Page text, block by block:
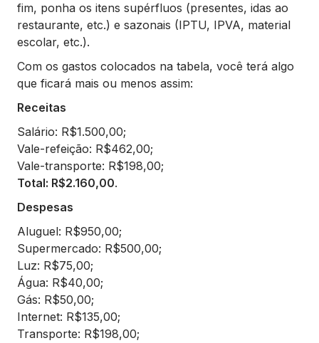
fim, ponha os itens supérfluos (presentes, idas ao
restaurante, etc.) e sazonais (IPTU, IPVA, material
escolar, etc.).
Com os gastos colocados na tabela, você terá algo
que ficará mais ou menos assim:
Receitas
Salário: R$1.500,00;
Vale-refeição: R$462,00;
Vale-transporte: R$198,00;
Total: R$2.160,00.
Despesas
Aluguel: R$950,00;
Supermercado: R$500,00;
Luz: R$75,00;
Água: R$40,00;
Gás: R$50,00;
Internet: R$135,00;
Transporte: R$198,00;